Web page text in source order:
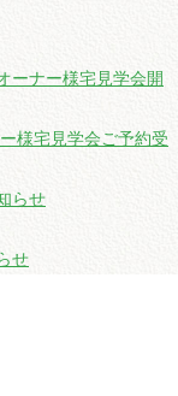
ーナー様宅見学会開
様宅見学会ご予約受
らせ
せ